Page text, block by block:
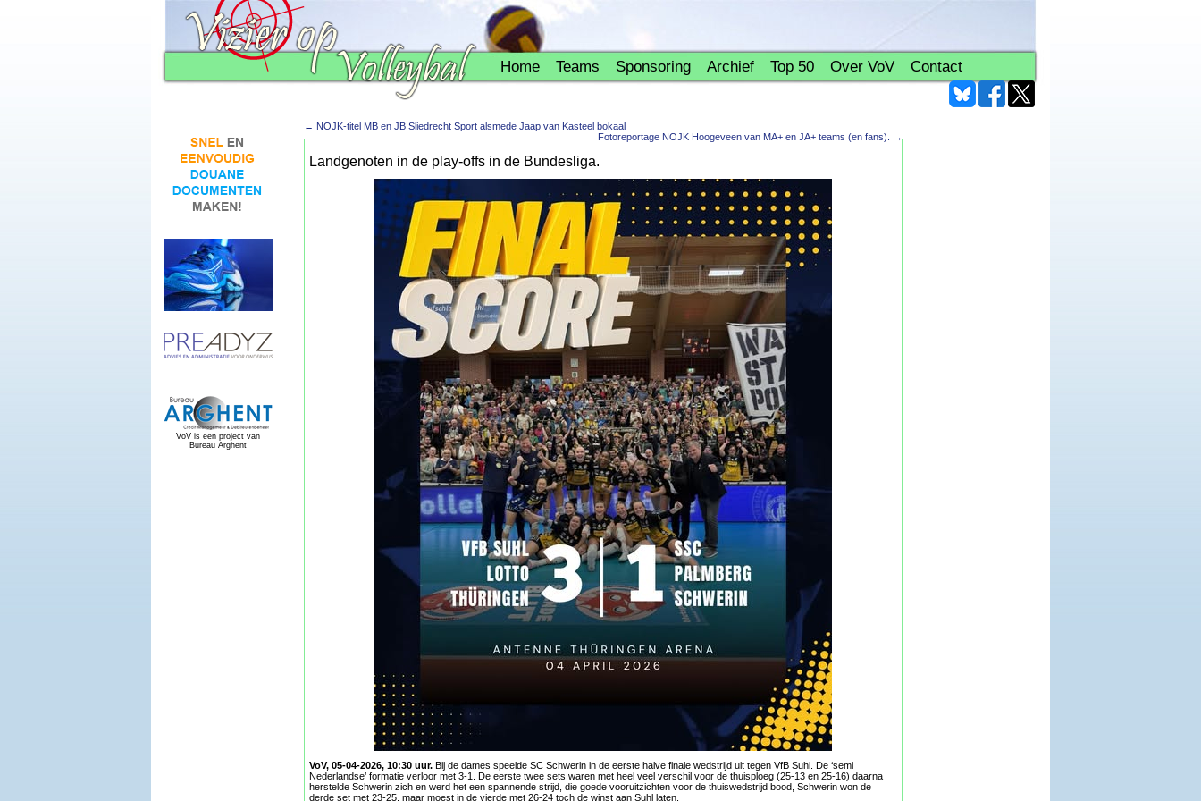
Home Teams Sponsoring Archief Top 50 Over VoV Contact
VoV is een project van
Bureau Arghent
← NOJK-titel MB en JB Sliedrecht Sport alsmede Jaap van Kasteel bokaal
Fotoreportage NOJK Hoogeveen van MA+ en JA+ teams (en fans).→
Landgenoten in de play-offs in de Bundesliga.
VoV, 05-04-2026, 10:30 uur. Bij de dames speelde SC Schwerin in de eerste halve finale wedstrijd uit tegen VfB Suhl. De ‘semi
Nederlandse’ formatie verloor met 3-1. De eerste twee sets waren met heel veel verschil voor de thuisploeg (25-13 en 25-16) daarna
herstelde Schwerin zich en werd het een spannende strijd, die goede vooruitzichten voor de thuiswedstrijd bood, Schwerin won de
derde set met 23-25, maar moest in de vierde met 26-24 toch de winst aan Suhl laten.